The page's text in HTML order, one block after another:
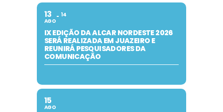
13
AGO
14
IX EDIÇÃO DA ALCAR NORDESTE 2026
SERÁ REALIZADA EM JUAZEIRO E
REUNIRÁ PESQUISADORES DA
COMUNICAÇÃO
15
AGO